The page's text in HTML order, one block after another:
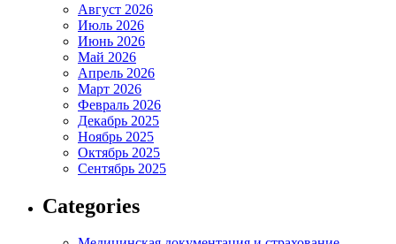
Август 2026
Июль 2026
Июнь 2026
Май 2026
Апрель 2026
Март 2026
Февраль 2026
Декабрь 2025
Ноябрь 2025
Октябрь 2025
Сентябрь 2025
Categories